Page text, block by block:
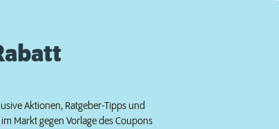
Aktionen, Ratgeber-Tipps und
Markt gegen Vorlage des Coupons